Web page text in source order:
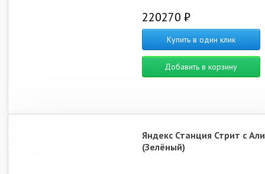
220270 ₽
Купить в один клик
Добавить в корзину
Яндекс Станция Стрит с
(Зелёный)